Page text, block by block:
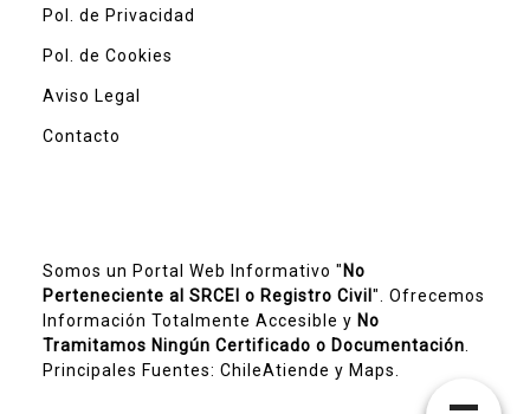
Pol. de Privacidad
Pol. de Cookies
Aviso Legal
Contacto
Somos un Portal Web Informativo " No
Perteneciente al SRCEI o Registro Civil ". Ofrecemos
Información Totalmente Accesible y No
Tramitamos Ningún Certificado o Documentación
Principales Fuentes: ChileAtiende y Maps.